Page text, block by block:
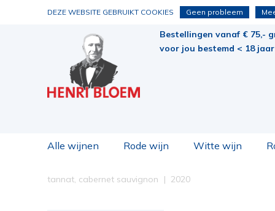
DEZE WEBSITE GEBRUIKT COOKIES Geen probleem
Bestellingen vanaf € 75,-
voor jou bestemd < 18
Alle wijnen Rode wijn Witte wijn
tannat, cabernet sauvignon 2020